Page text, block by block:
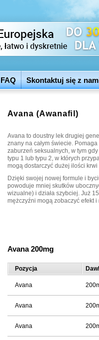
FAQ Skontaktuj się z
Avana (Awanaﬁl)
Avana to doustny lek drugiej
znany na całym świecie.
zaburzeń seksualnych, w tym
typu 1 lub typu 2, w których
mogą dostarczyć dużej ilości krwi
Dzięki swojej nowej formule i
powoduje mniej skutków
wizualne) i działa szybciej. Już
mężczyźni mogą zobaczyć efekt i
Avana 200mg
Pozycja
Avana
Avana
Avana